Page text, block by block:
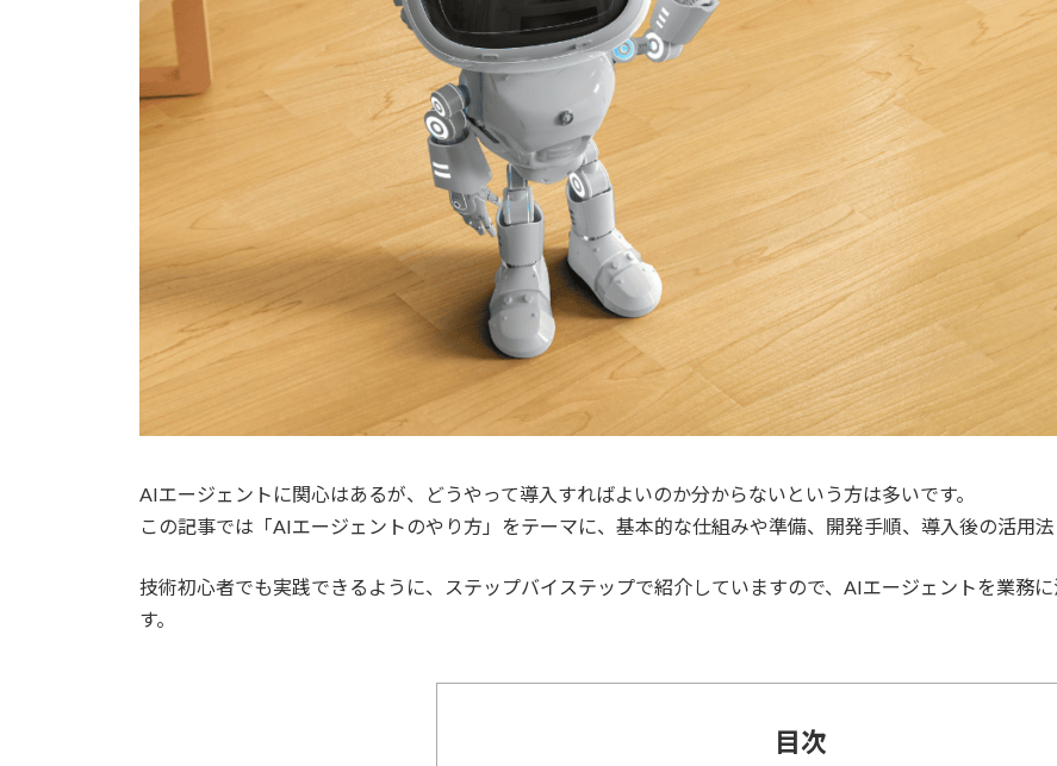
AIエージェントに関心はあるが、どうやって導入すればよいのか分からないという方は多いです。
この記事では「AIエージェントのやり方」をテーマに、基本的な仕組みや準備、開発手順、導入後の活用法
技術初心者でも実践できるように、ステップバイステップで紹介していますので、AIエージェントを業務
す。
目次